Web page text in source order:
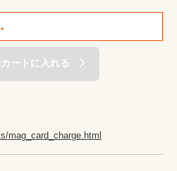
ートに入れる
mag_card_charge.html